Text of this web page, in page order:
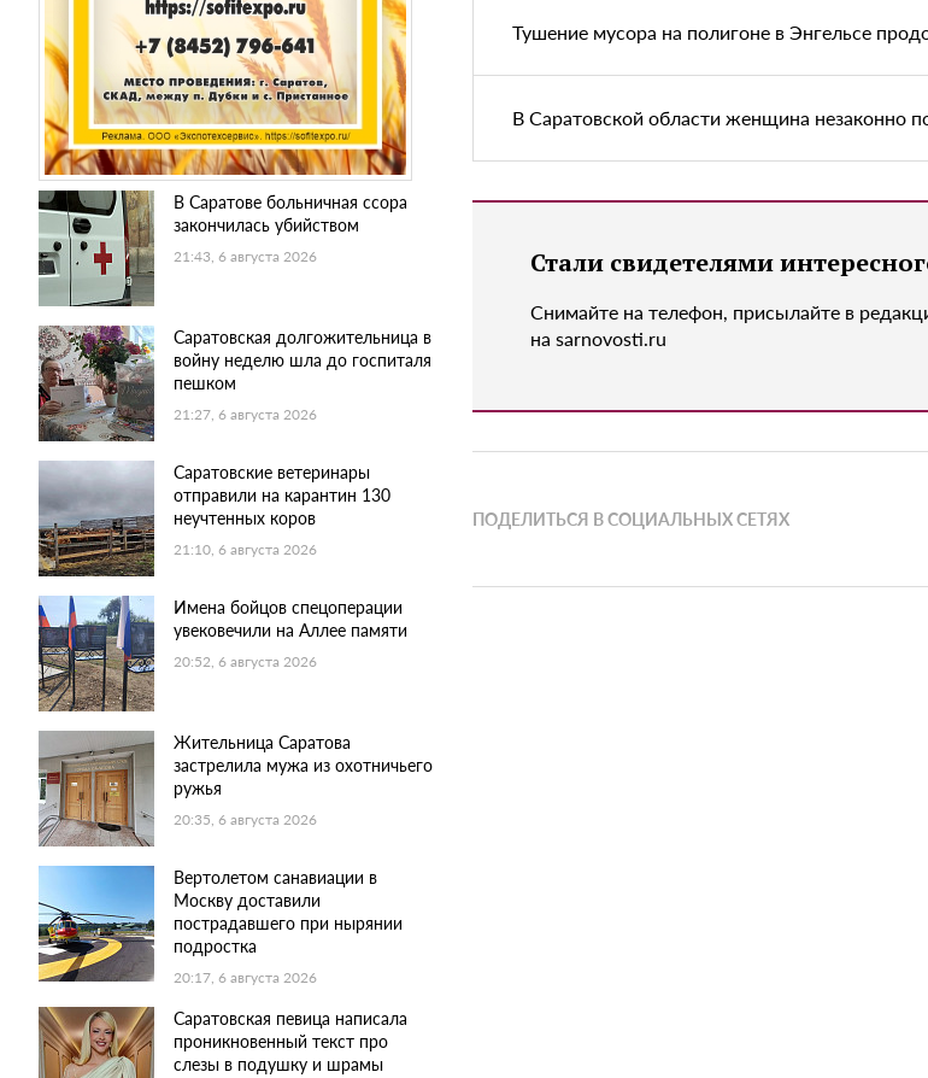
В Саратове больничная ссора
закончилась убийством
21:43, 6 августа 2026
Саратовская долгожительница в
войну неделю шла до госпиталя
пешком
21:27, 6 августа 2026
Саратовские ветеринары
отправили на карантин 130
неучтенных коров
21:10, 6 августа 2026
Имена бойцов спецоперации
увековечили на Аллее памяти
20:52, 6 августа 2026
Жительница Саратова
застрелила мужа из охотничьего
ружья
20:35, 6 августа 2026
Вертолетом санавиации в
Москву доставили
пострадавшего при нырянии
подростка
20:17, 6 августа 2026
Саратовская певица написала
проникновенный текст про
слезы в подушку и шрамы
Тушение мусора на полигоне в Энгельсе
В Саратовской области женщина незаконно
Стали свидетелями
Снимайте на телефон, присылайте в
на sarnovosti.ru
ПОДЕЛИТЬСЯ В СОЦИАЛЬНЫХ СЕТЯХ